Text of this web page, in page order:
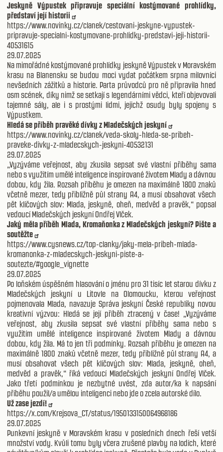
Jeskyně Výpustek připravuje speciální kostýmované prohlídky,
představí její historii
https://www.novinky.cz/clanek/cestovani-jeskyne-vypustek-
pripravuje-specialni-kostymovane-prohlidky-predstavi-jeji-historii-
40531615
29.07.2025
Na mimořádné kostýmované prohlídky jeskyně Výpustek v Moravském
krasu na Blanensku se budou moci vydat počátkem srpna milovníci
nevšedních zážitků a historie. Parta průvodců pro ně připravila hned
osm scének, díky nimž se setkají s legendárními vědci, kteří objevovali
tajemné sály, ale i s prostými lidmi, jejichž osudy byly spojeny s
Výpustkem.
Hledá se příběh pravěké dívky z Mladečských jeskyní
https://www.novinky.cz/clanek/veda-skoly-hleda-se-pribeh-
praveke-divky-z-mladecskych-jeskyni-40532131
29.07.2025
„Vyzýváme veřejnost, aby zkusila sepsat své vlastní příběhy sama
nebo s využitím umělé inteligence inspirované životem Mlady a dávnou
dobou, kdy žila. Rozsah příběhu je omezen na maximálně 1800 znaků
včetně mezer, tedy přibližně půl strany A4, a musí obsahovat všech
pět klíčových slov: Mlada, jeskyně, oheň, medvěd a pravěk,“ popsal
vedoucí Mladečských jeskyní Ondřej Vlček.
Jaký měla příběh Mlada, Kromaňonka z Mladečských jeskyní? Pište a
soutěžte
https://www.cysnews.cz/top-clanky/jaky-mela-pribeh-mlada-
kromanonka-z-mladecskych-jeskyni-piste-a-
soutezte/#google_vignette
29.07.2025
Po loňském úspěšném hlasování o jménu pro 31 tisíc let starou dívku z
Mladečských jeskyní u Litovle na Olomoucku, kterou veřejnost
pojmenovala Mlada, navazuje Správa jeskyní České republiky novou
kreativní výzvou: Hledá se její příběh ztracený v čase! „Vyzýváme
veřejnost, aby zkusila sepsat své vlastní příběhy sama nebo s
využitím umělé inteligence inspirované životem Mlady a dávnou
dobou, kdy žila. Má to jen tři podmínky. Rozsah příběhu je omezen na
maximálně 1800 znaků včetně mezer, tedy přibližně půl strany A4, a
musí obsahovat všech pět klíčových slov: Mlada, jeskyně, oheň,
medvěd a pravěk,“ říká vedoucí Mladečských jeskyní Ondřej Vlček.
Jako třetí podmínkou je nezbytné uvést, zda autor/ka k napsání
příběhu použil/a umělou inteligenci nebo jde o zcela autorské dílo.
Už zase jezdí!
https://x.com/Krejsova_CT/status/1950133150064968186
29.07.2025
Punkevní jeskyně v Moravském krasu v posledních dnech řeší vetší
množství vody. Kvůli tomu byly včera zrušené plavby na lodích, které